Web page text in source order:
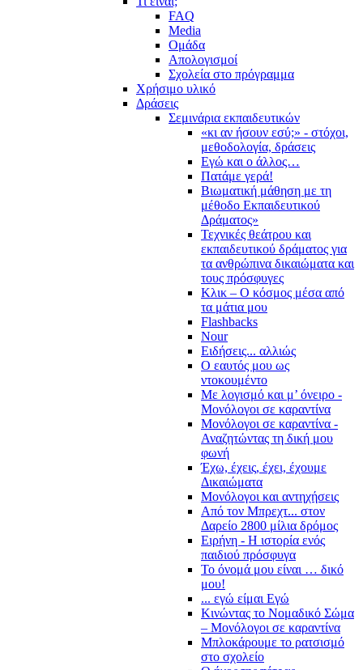
FAQ
Media
Ομάδα
Απολογισμοί
Σχολεία στο πρόγραμμα
Χρήσιμο υλικό
Δράσεις
Σεμινάρια εκπαιδευτικών
«κι αν ήσουν εσύ;» - στόχοι,
μεθοδολογία, δράσεις
Εγώ και ο άλλος…
Πατάμε γερά!
Βιωματική μάθηση με τη
μέθοδο Εκπαιδευτικού
Δράματος»
Τεχνικές θεάτρου και
εκπαιδευτικού δράματος για
τα ανθρώπινα δικαιώματα και
τους πρόσφυγες
Κλικ – Ο κόσμος μέσα από
τα μάτια μου
Flashbacks
Nour
Ειδήσεις... αλλιώς
Ο εαυτός μου ως
ντοκουμέντο
Με λογισμό και μ’ όνειρο -
Μονόλογοι σε καραντίνα
Μονόλογοι σε καραντίνα -
Αναζητώντας τη δική μου
φωνή
Έχω, έχεις, έχει, έχουμε
Δικαιώματα
Μονόλογοι και αντηχήσεις
Από τον Μπρεχτ... στον
Δαρείο 2800 μίλια δρόμος
Ειρήνη - Η ιστορία ενός
παιδιού πρόσφυγα
Το όνομά μου είναι … δικό
μου!
... εγώ είμαι Εγώ
Κινώντας το Νομαδικό Σώμα
– Μονόλογοι σε καραντίνα
Μπλοκάρουμε το ρατσισμό
στο σχολείο